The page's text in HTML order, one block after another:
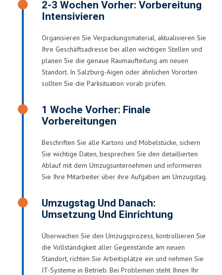
2-3 Wochen Vorher: Vorbereitung
Intensivieren
Organisieren Sie Verpackungsmaterial, aktualisieren Sie
Ihre Geschäftsadresse bei allen wichtigen Stellen und
planen Sie die genaue Raumaufteilung am neuen
Standort. In Salzburg-Aigen oder ähnlichen Vororten
sollten Sie die Parksituation vorab prüfen.
1 Woche Vorher: Finale
Vorbereitungen
Beschriften Sie alle Kartons und Möbelstücke, sichern
Sie wichtige Daten, besprechen Sie den detaillierten
Ablauf mit dem Umzugsunternehmen und informieren
Sie Ihre Mitarbeiter über ihre Aufgaben am Umzugstag.
Umzugstag Und Danach:
Umsetzung Und Einrichtung
Überwachen Sie den Umzugsprozess, kontrollieren Sie
die Vollständigkeit aller Gegenstände am neuen
Standort, richten Sie Arbeitsplätze ein und nehmen Sie
IT-Systeme in Betrieb. Bei Problemen steht Ihnen Ihr